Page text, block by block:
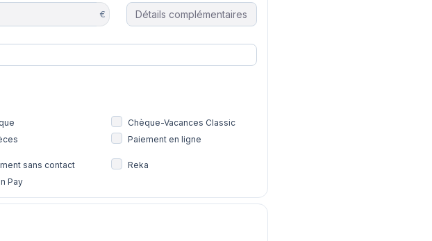
€
Chèque-Vacances Classic
Paiement en ligne
sans contact
Reka
Pay